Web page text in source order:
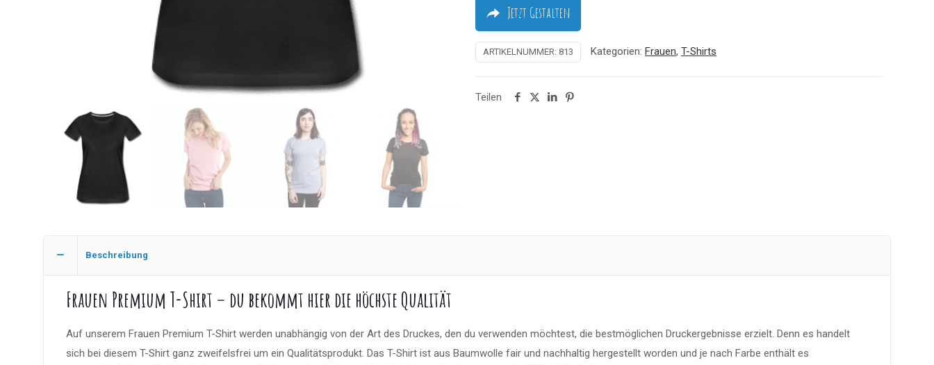
Jetzt Gestalten
ARTIKELNUMMER: 813 Kategorien: Frauen, T-Shirts
Teilen
Beschreibung
Frauen Premium T-Shirt – du bekommt hier die höchste Qualität
Auf unserem Frauen Premium T-Shirt werden unabhängig von der Art des Druckes, den du verwenden möchtest, die bestmöglichen Druckergebnisse erzielt. Denn es handelt
sich bei diesem T-Shirt ganz zweifelsfrei um ein Qualitätsprodukt. Das T-Shirt ist aus Baumwolle fair und nachhaltig hergestellt worden und je nach Farbe enthält es